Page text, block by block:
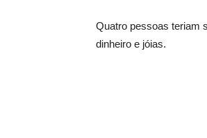
Quatro pessoas teriam
dinheiro e jóias.